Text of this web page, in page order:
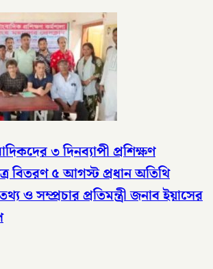
৩ দিনব্যাপী প্রশিক্ষণ
বিতরণ ৫ আগস্ট​ প্রধান অতিথি
ও সম্প্রচার প্রতিমন্ত্রী জনাব ইয়াসের